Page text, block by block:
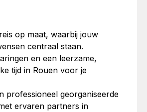
op maat, waarbij jouw
centraal staan.
en een leerzame,
tijd in Rouen voor je
professioneel georganiseerde
ervaren partners in